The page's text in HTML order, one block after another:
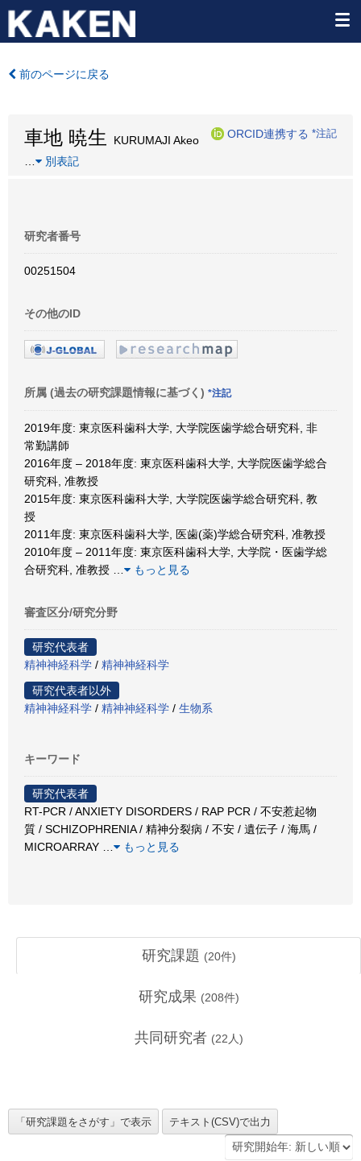
前のページに戻る
車地 暁生 KURUMAJI Akeo
ORCID連携する *注記
別表記
研究者番号
00251504
その他のID
所属 (過去の研究課題情報に基づく) *注記
2019年度: 東京医科歯科大学, 大学院医歯学総合研究科, 非
常勤講師
2016年度 – 2018年度: 東京医科歯科大学, 大学院医歯学総合
研究科, 准教授
2015年度: 東京医科歯科大学, 大学院医歯学総合研究科, 教
授
2011年度: 東京医科歯科大学, 医歯(薬)学総合研究科, 准教授
2010年度 – 2011年度: 東京医科歯科大学, 大学院・医歯学総
合研究科, 准教授
もっと見る
審査区分/研究分野
研究代表者
精神神経科学 / 精神神経科学
研究代表者以外
精神神経科学 / 精神神経科学 / 生物系
キーワード
研究代表者
RT-PCR / ANXIETY DISORDERS / RAP PCR / 不安惹起物
質 / SCHIZOPHRENIA / 精神分裂病 / 不安 / 遺伝子 / 海馬 /
MICROARRAY
もっと見る
研究課題 (20件)
研究成果 (208件)
共同研究者 (22 人)